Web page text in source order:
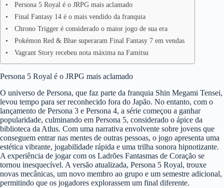
Persona 5 Royal é o JRPG mais aclamado
Final Fantasy 14 é o mais vendido da franquia
Chrono Trigger é considerado o maior jogo de sua era
Pokémon Red & Blue superaram Final Fantasy 7 em vendas
Vagrant Story recebeu nota máxima na Famitsu
Persona 5 Royal é o JRPG mais aclamado
O universo de Persona, que faz parte da franquia Shin Megami Tensei,
levou tempo para ser reconhecido fora do Japão. No entanto, com o
lançamento de Persona 3 e Persona 4, a série começou a ganhar
popularidade, culminando em Persona 5, considerado o ápice da
biblioteca da Atlus. Com uma narrativa envolvente sobre jovens que
conseguem entrar nas mentes de outras pessoas, o jogo apresenta uma
estética vibrante, jogabilidade rápida e uma trilha sonora hipnotizante.
A experiência de jogar com os Ladrões Fantasmas de Coração se
tornou inesquecível. A versão atualizada, Persona 5 Royal, trouxe
novas mecânicas, um novo membro ao grupo e um semestre adicional,
permitindo que os jogadores explorassem um final diferente.